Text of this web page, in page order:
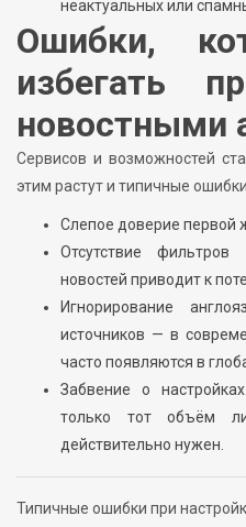
неактуальных или
Ошибки,
избегать
новостными
Сервисов и возможностей
этим растут и типичные
Слепое доверие первой
Отсутствие
новостей приводит к
Игнорирование
источников — в
часто появляются в
Забвение о
только тот объём
действительно нужен.
Типичные ошибки при